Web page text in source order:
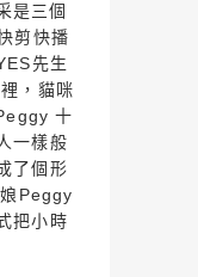
是三個
剪快播
先生
，貓咪
十
一樣般
了個形
Peggy
把小時